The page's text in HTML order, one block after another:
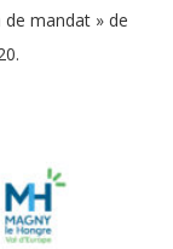
mandat » de